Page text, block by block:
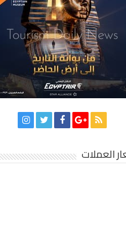
العملات